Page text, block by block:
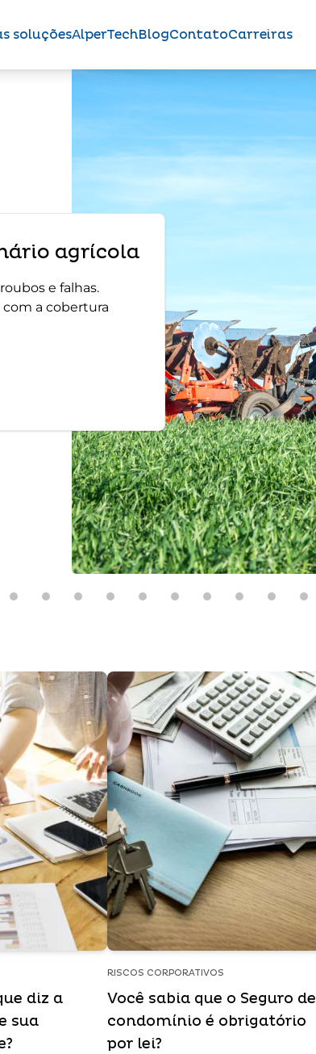
soluçõesAlperTechBlogContatoCarreiras
agrícola
e falhas.
a cobertura
diz a
sua
RISCOS CORPORATIVOS
Você sabia que o Seguro de
condomínio é obrigatório
por lei?